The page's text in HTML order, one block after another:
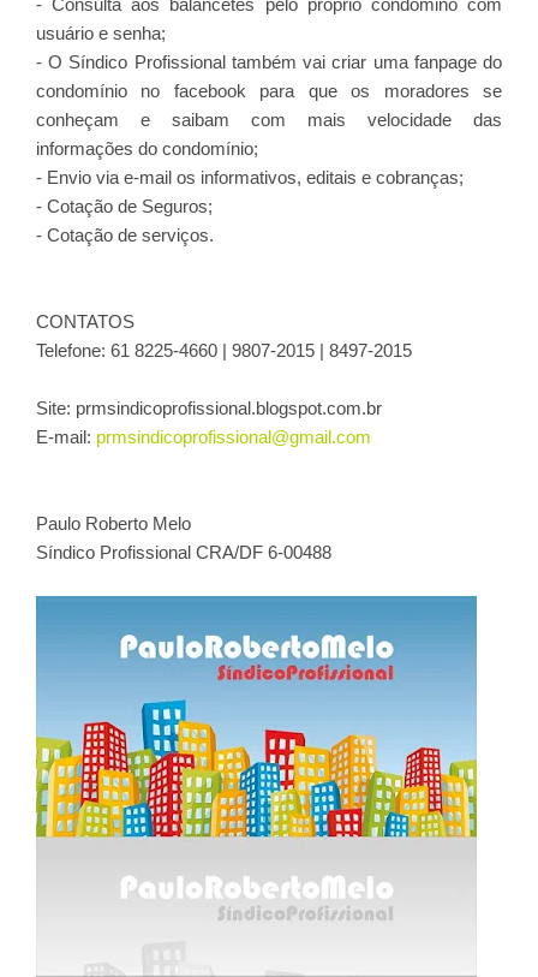
- Consulta aos balancetes pelo próprio condômino com
usuário e senha;
- O Síndico Profissional também vai criar uma fanpage do
condomínio no facebook para que os moradores se
conheçam e saibam com mais velocidade das
informações do condomínio;
- Envio via e-mail os informativos, editais e cobranças;
- Cotação de Seguros;
- Cotação de serviços.
CONTATOS
Telefone: 61 8225-4660 | 9807-2015 | 8497-2015
Site: prmsindicoprofissional.blogspot.com.br
E-mail: prmsindicoprofissional@gmail.com
Paulo Roberto Melo
Síndico Profissional CRA/DF 6-00488